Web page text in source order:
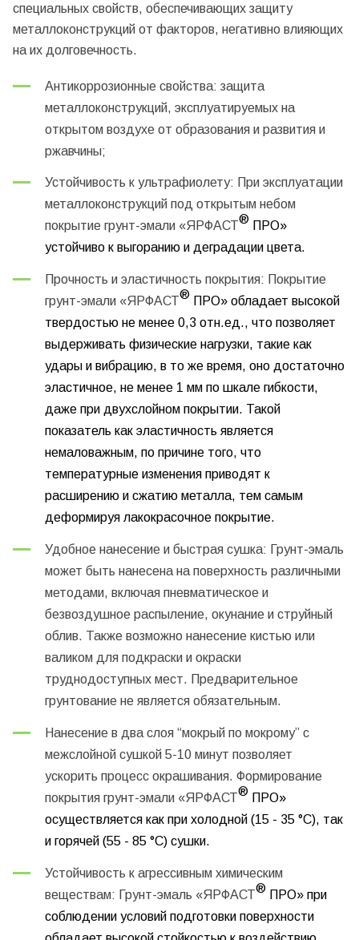
специальных свойств, обеспечивающих защиту
металлоконструкций от факторов, негативно влияющих
на их долговечность.
Антикоррозионные свойства: защита
металлоконструкций, эксплуатируемых на
открытом воздухе от образования и развития и
ржавчины;
Устойчивость к ультрафиолету: При эксплуатации
металлоконструкций под открытым небом
покрытие грунт-эмали «ЯРФАСТ® ПРО»
устойчиво к выгоранию и деградации цвета.
Прочность и эластичность покрытия: Покрытие
грунт-эмали «ЯРФАСТ® ПРО» обладает высокой
твердостью не менее 0,3 отн.ед., что позволяет
выдерживать физические нагрузки, такие как
удары и вибрацию, в то же время, оно достаточно
эластичное, не менее 1 мм по шкале гибкости,
даже при двухслойном покрытии. Такой
показатель как эластичность является
немаловажным, по причине того, что
температурные изменения приводят к
расширению и сжатию металла, тем самым
деформируя лакокрасочное покрытие.
Удобное нанесение и быстрая сушка: Грунт-эмаль
может быть нанесена на поверхность различными
методами, включая пневматическое и
безвоздушное распыление, окунание и струйный
облив. Также возможно нанесение кистью или
валиком для подкраски и окраски
труднодоступных мест. Предварительное
грунтование не является обязательным.
Нанесение в два слоя “мокрый по мокрому” с
межслойной сушкой 5-10 минут позволяет
ускорить процесс окрашивания. Формирование
покрытия грунт-эмали «ЯРФАСТ® ПРО»
осуществляется как при холодной (15 - 35 °С), так
и горячей (55 - 85 °С) сушки.
Устойчивость к агрессивным химическим
веществам: Грунт-эмаль «ЯРФАСТ® ПРО» при
соблюдении условий подготовки поверхности